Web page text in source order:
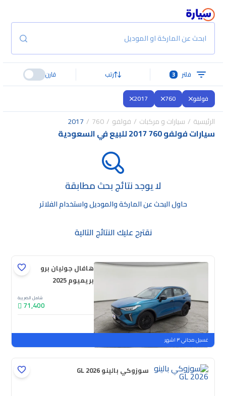
ابحث عن الماركة او الموديل
فلتر 3 رتب قارن
فولفو 760
2017
الرئيسية سيارات و مركبات فولفو 760
2017
سيارات فولفو 760 2017 للبيع في السعودية
لا يوجد نتائج بحث مطابقة
حاول البحث عن الماركة والموديل واستخدام الفلاتر
نقترح عليك النتائج التالية
هافال جوليان برو
بريميوم 2025
شامل الضريبة
71,400
جديدة
ملوحة
غسيل مجاني ٣ اشهر
سوزوكي بالينو GL 2026